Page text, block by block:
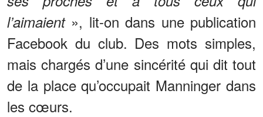
l’aimaient», lit-on dans une publication
Facebook du club. Des mots simples,
mais chargés d’une sincérité qui dit tout
de la place qu’occupait Manninger dans
les cœurs.